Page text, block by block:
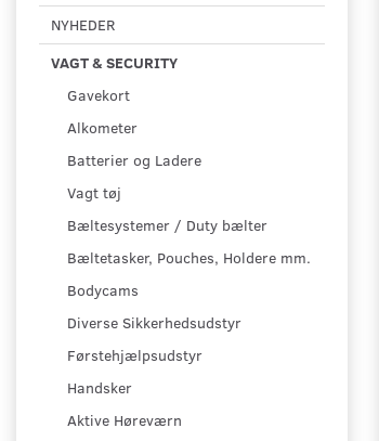
NYHEDER
VAGT & SECURITY
Gavekort
Alkometer
Batterier og Ladere
Vagt tøj
Bæltesystemer / Duty bælter
Bæltetasker, Pouches, Holdere mm.
Bodycams
Diverse Sikkerhedsudstyr
Førstehjælpsudstyr
Handsker
Aktive Høreværn